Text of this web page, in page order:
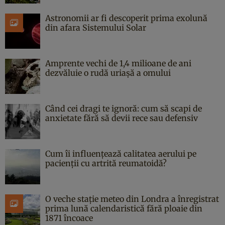
Astronomii ar fi descoperit prima exolună
din afara Sistemului Solar
Amprente vechi de 1,4 milioane de ani
dezvăluie o rudă uriașă a omului
Când cei dragi te ignoră: cum să scapi de
anxietate fără să devii rece sau defensiv
Cum îi influențează calitatea aerului pe
pacienții cu artrită reumatoidă?
O veche stație meteo din Londra a înregistrat
prima lună calendaristică fără ploaie din
1871 încoace